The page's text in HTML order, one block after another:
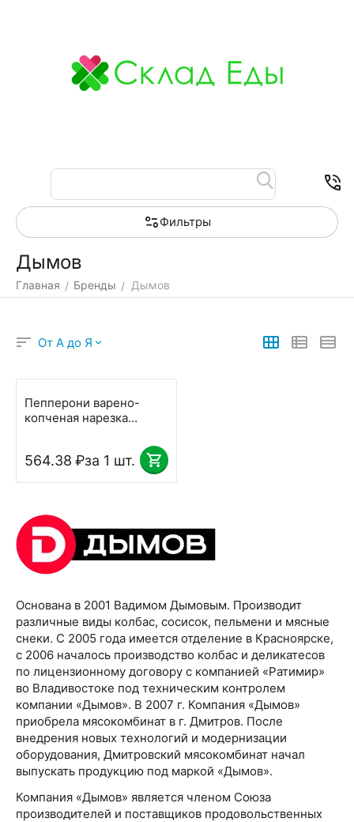
Фильтры
Дымов
Главная / Бренды / Дымов
Основана в 2001 Вадимом Дымовым. Производит
различные виды колбас, сосисок, пельмени и мясные
снеки. С 2005 года имеется отделение в Красноярске,
с 2006 началось производство колбас и деликатесов
по лицензионному договору с компанией «Ратимир»
во Владивостоке под техническим контролем
компании «Дымов». В 2007 г. Компания «Дымов»
приобрела мясокомбинат в г. Дмитров. После
внедрения новых технологий и модернизации
оборудования, Дмитровский мясокомбинат начал
выпускать продукцию под маркой «Дымов».
Компания «Дымов» является членом Союза
производителей и поставщиков продовольственных
От А до Я
Пепперони варено-
копченая нарезка
564.38 ₽за 1 шт.